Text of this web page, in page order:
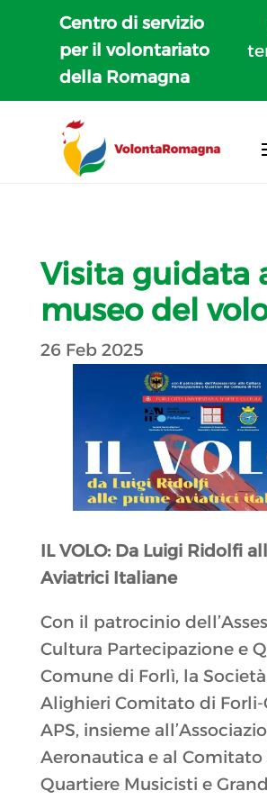
Centro di servizio
per il volontariato
della Romagna
Visita guidata
museo del
26 Feb 2025
IL VOLO: Da Luigi Ridolfi
Aviatrici Italiane
Con il patrocinio
Cultura Partecipazione e
Comune di Forlì, la
Alighieri Comitato di Forli-
APS, insieme
Aeronautica e al Comitato
Quartiere Musicisti e